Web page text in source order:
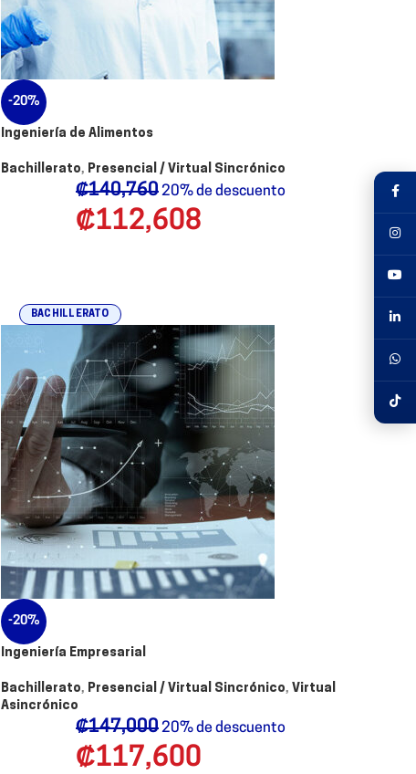
-20%
Ingeniería de Alimentos
Bachillerato, Presencial / Virtual Sincrónico
₡140,76020% de descuento
₡112,608
BACHILLERATO
-20%
Ingeniería Empresarial
Bachillerato, Presencial / Virtual Sincrónico, Virtual
Asincrónico
₡147,00020% de descuento
₡117,600